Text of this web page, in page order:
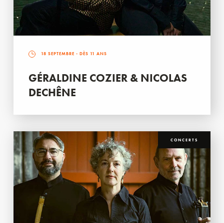
18 SEPTEMBRE - DÈS 11 ANS
GÉRALDINE COZIER & NICOLAS
DECHÊNE
CONCERTS